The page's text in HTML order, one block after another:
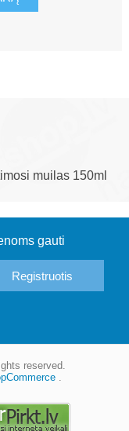
muilas 150ml
gauti
reserved.
.